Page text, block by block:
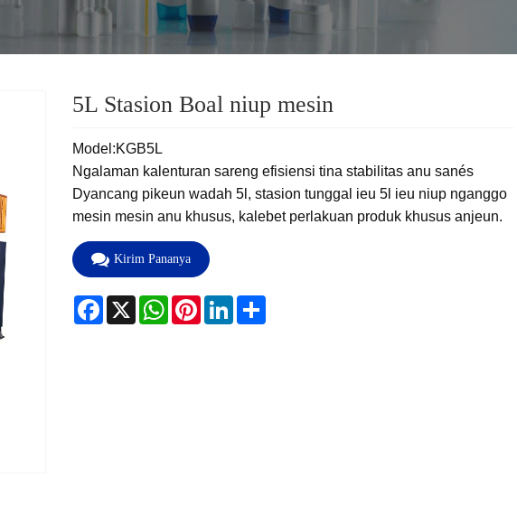
5L Stasion Boal niup mesin
Model:KGB5L
Ngalaman kalenturan sareng efisiensi tina stabilitas anu sanés
Dyancang pikeun wadah 5l, stasion tunggal ieu 5l ieu niup nganggo
mesin mesin anu khusus, kalebet perlakuan produk khusus anjeun.
Kirim Pananya
Facebook
X WhatsAppPinterestLinkedInShare